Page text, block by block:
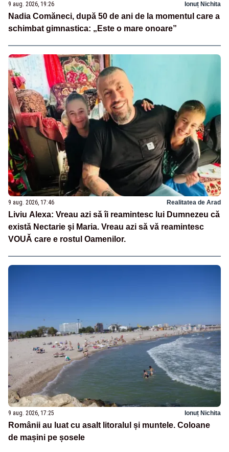
9 aug. 2026, 19:26 Ionuț Nichita
Nadia Comăneci, după 50 de ani de la momentul care a
schimbat gimnastica: „Este o mare onoare”
9 aug. 2026, 17:46 Realitatea de Arad
Liviu Alexa: Vreau azi sǎ îi reamintesc lui Dumnezeu cǎ
existǎ Nectarie şi Maria. Vreau azi sǎ vǎ reamintesc
VOUǍ care e rostul Oamenilor.
9 aug. 2026, 17:25 Ionuț Nichita
Românii au luat cu asalt litoralul și muntele. Coloane
de mașini pe șosele